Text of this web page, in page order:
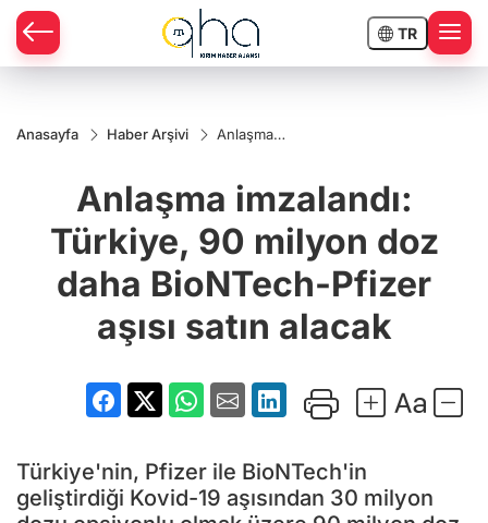
TR
Anasayfa Haber Arşivi
Anlaşma
90 milyon
doz daha
Pfizer
aşısı satın
alacak
Anlaşma imzalandı:
Türkiye, 90 milyon doz
daha BioNTech-Pfizer
aşısı satın alacak
Türkiye'nin, Pfizer ile BioNTech'in
geliştirdiği Kovid-19 aşısından 30 milyon